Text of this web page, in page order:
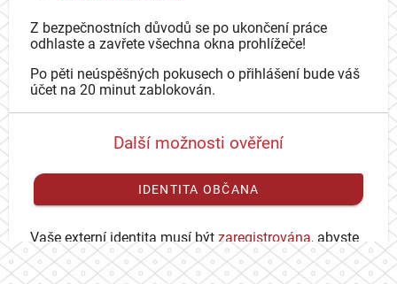
Z bezpečnostních důvodů se po ukončení práce
odhlaste a zavřete všechna okna prohlížeče!
Po pěti neúspěšných pokusech o přihlášení bude váš
účet na 20 minut zablokován.
Další možnosti ověření
IDENTITA OBČANA
Vaše externí identita musí být zaregistrována, abyste
se mohli přihlásit ke svému CAS účtu.